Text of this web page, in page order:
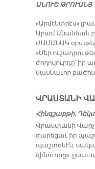
ԱՆՈՒՇ ԹՐՈՒԱՆՑ
«Արմէնփրէս»
Արամ Անանեան
ԺԱՄԱՆԱԿ
«Մեր
ժողովուրդը՝ իր
մասնաւոր
ՎՐԱՍՏԱՆԻ
Հինգշաբթի,
Վրաս­տա­նի
ժա­րե­ցաւ իր
պաշ­տօ­նէն,
զի­նուո­րը», ը­սաւ